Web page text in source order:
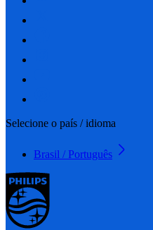
Selecione o país / idioma
Brasil / Português